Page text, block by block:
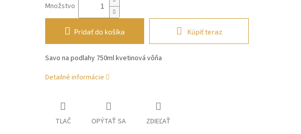
Množstvo
Pridať do košíka Kúpiť teraz
Savo na podlahy 750ml kvetinová vôňa
Detailné informácie
TLAČ OPÝTAŤ SA ZDIEĽAŤ